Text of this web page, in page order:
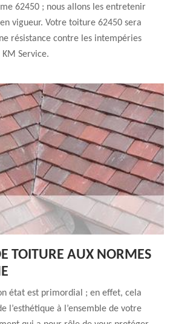
62450 ; nous allons les entretenir
vigueur. Votre toiture 62450 sera
résistance contre les intempéries
Service.
TOITURE AUX NORMES
état est primordial ; en effet, cela
l’esthétique à l’ensemble de votre